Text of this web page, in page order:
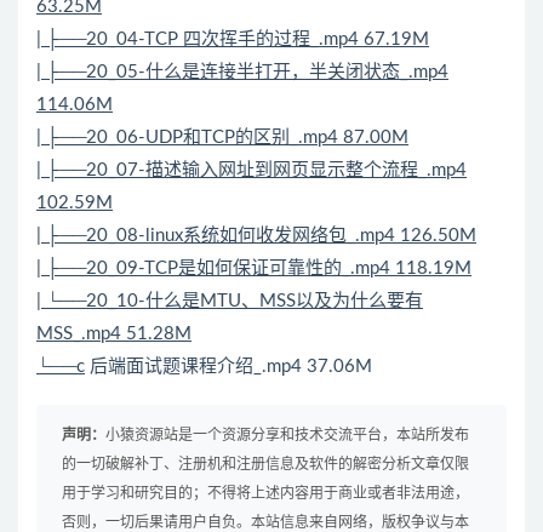
63.25M
| ├──20_04-TCP 四次挥手的过程_.mp4 67.19M
| ├──20_05-什么是连接半打开，半关闭状态_.mp4
114.06M
| ├──20_06-UDP和TCP的区别_.mp4 87.00M
| ├──20_07-描述输入网址到网页显示整个流程_.mp4
102.59M
| ├──20_08-linux系统如何收发网络包_.mp4 126.50M
| ├──20_09-TCP是如何保证可靠性的_.mp4 118.19M
| └──20_10-什么是MTU、MSS以及为什么要有
MSS_.mp4 51.28M
└──c 后端面试题课程介绍_.mp4 37.06M
声明： 小猿资源站是一个资源分享和技术交流平台，本站所发布
的一切破解补丁、注册机和注册信息及软件的解密分析文章仅限
用于学习和研究目的；不得将上述内容用于商业或者非法用途，
否则，一切后果请用户自负。本站信息来自网络，版权争议与本